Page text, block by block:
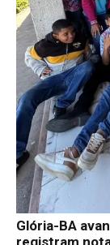
Glória-BA